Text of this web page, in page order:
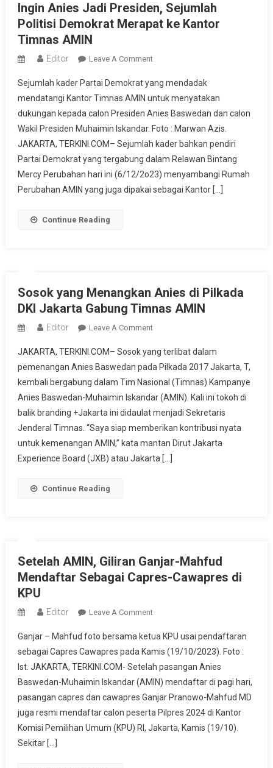
Ingin Anies Jadi Presiden, Sejumlah
Politisi Demokrat Merapat ke Kantor
Timnas AMIN
Editor Leave A CommentOn
Anies
Jadi
Presiden,
Sejumlah
Politisi
Demokrat
Merapat
Sejumlah kader Partai Demokrat yang mendadak
mendatangi Kantor Timnas AMIN untuk menyatakan
dukungan kepada calon Presiden Anies Baswedan dan calon
Wakil Presiden Muhaimin Iskandar. Foto : Marwan Azis.
JAKARTA, TERKINI.COM– Sejumlah kader bahkan pendiri
Partai Demokrat yang tergabung dalam Relawan Bintang
Mercy Perubahan hari ini (6/12/2o23) menyambangi Rumah
Perubahan AMIN yang juga dipakai sebagai Kantor […]
Continue Reading
Sosok yang Menangkan Anies di Pilkada
DKI Jakarta Gabung Timnas AMIN
Editor Leave A CommentOn
Yang
Menangkan
Anies
Di
Pilkada
DKI
Jakarta
Gabung
JAKARTA, TERKINI.COM– Sosok yang terlibat dalam
pemenangan Anies Baswedan pada Pilkada 2017 Jakarta, T,
kembali bergabung dalam Tim Nasional (Timnas) Kampanye
Anies Baswedan-Muhaimin Iskandar (AMIN). Kali ini tokoh di
balik branding +Jakarta ini didaulat menjadi Sekretaris
Jenderal Timnas. “Saya siap memberikan kontribusi nyata
untuk kemenangan AMIN,” kata mantan Dirut Jakarta
Experience Board (JXB) atau Jakarta […]
Continue Reading
Setelah AMIN, Giliran Ganjar-Mahfud
Mendaftar Sebagai Capres-Cawapres di
KPU
Editor Leave A CommentOn
AMIN,
Giliran
Ganjar-
Mahfud
Mendaftar
Sebagai
Capres-
Ganjar – Mahfud foto bersama ketua KPU usai pendaftaran
sebagai Capres Cawapres pada Kamis (19/10/2023). Foto :
Ist. JAKARTA, TERKINI.COM- Setelah pasangan Anies
Baswedan-Muhaimin Iskandar (AMIN) mendaftar di pagi hari,
pasangan capres dan cawapres Ganjar Pranowo-Mahfud MD
juga resmi mendaftar calon peserta Pilpres 2024 di Kantor
Komisi Pemilihan Umum (KPU) RI, Jakarta, Kamis (19/10).
Sekitar […]